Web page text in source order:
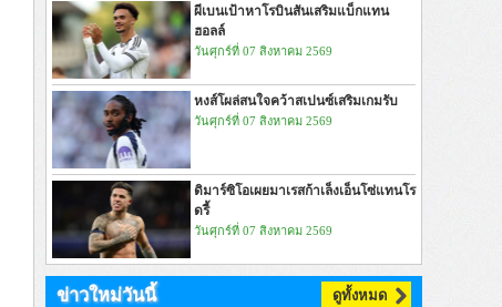
ผีเบนเป้าหาโรบินสันเสริมแบ็กแทน
ฮอลล์
วันศุกร์ที่ 07 สิงหาคม 2569
หงส์โผล่สนใจคว้าสเปนซ์เสริมเกมรับ
วันศุกร์ที่ 07 สิงหาคม 2569
ดิมาร์ซิโอเผยมาเรสก้าเล็งเอ็นโซ่แทนโร
ดรี้
วันศุกร์ที่ 07 สิงหาคม 2569
ข่าวใหม่วันนี้ ดูทั้งหมด